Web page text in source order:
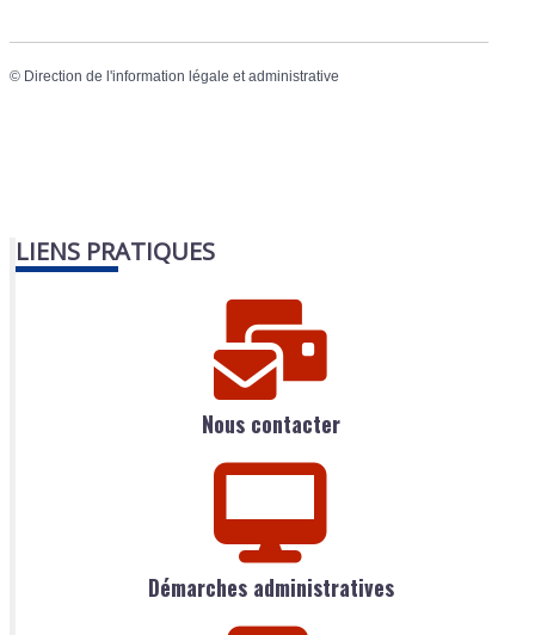
© Direction de l'information légale et administrative
LIENS PRATIQUES
Nous contacter
Démarches administratives